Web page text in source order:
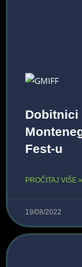
Dobitnici
Fest-u
PROČITAJ VIŠE »
19/08/2022